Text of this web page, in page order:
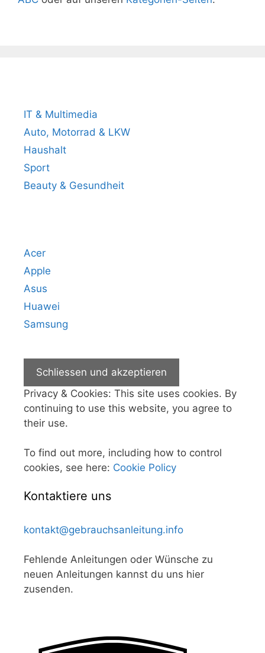
IT & Multimedia
Auto, Motorrad & LKW
Haushalt
Sport
Beauty & Gesundheit
Acer
Apple
Asus
Huawei
Samsung
Privacy & Cookies: This site uses cookies. By
continuing to use this website, you agree to
their use.
To find out more, including how to control
cookies, see here: Cookie Policy
Kontaktiere uns
kontakt@gebrauchsanleitung.info
Fehlende Anleitungen oder Wünsche zu
neuen Anleitungen kannst du uns hier
zusenden.